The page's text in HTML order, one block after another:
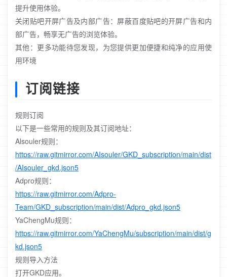
提升使用体验。
关闭贴吧开屏广告及内部广告：屏蔽百度贴吧的开屏广告和内
部广告，畅享无广告的浏览体验。
其他：更多功能待您发现，为您提供更加便捷和纯净的应用使
用环境
订阅链接
规则订阅
以下是一些常用的规则及其订阅地址：
Alsouler规则：
https://raw.gitmirror.com/AIsouler/GKD_subscription/main/dist
/AIsouler_gkd.json5
Adpro规则：
https://raw.gitmirror.com/Adpro-
Team/GKD_subscription/main/dist/Adpro_gkd.json5
YaChengMu规则：
https://raw.gitmirror.com/YaChengMu/subscription/main/dist/g
kd.json5
规则导入方法
打开GKD应用。